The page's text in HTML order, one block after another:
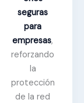
seguras
para
empresas,
reforzando
la
protección
de la red